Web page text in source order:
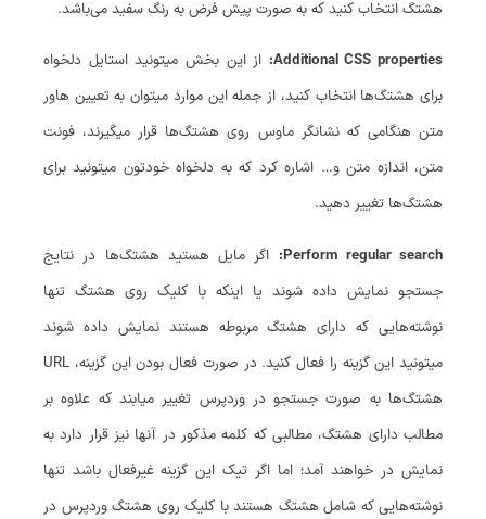
هشتگ انتخاب کنید که به صورت پیش فرض به رنگ سفید می‌باشد.
Additional CSS properties: از این بخش میتونید استایل دلخواه
برای هشتگ‌ها انتخاب کنید، از جمله این موارد میتوان به تعیین هاور
متن هنگامی که نشانگر ماوس روی هشتگ‌ها قرار میگیرند، فونت
متن، اندازه متن و… اشاره کرد که به دلخواه خودتون میتونید برای
هشتگ‌ها تغییر دهید.
Perform regular search:
اگر مایل هستید هشتگ‌ها در نتایج
جستجو نمایش داده شوند یا اینکه با کلیک روی هشتگ تنها
نوشته‌هایی که دارای هشتگ مربوطه هستند نمایش داده شوند
میتونید این گزینه را فعال کنید. در صورت فعال بودن این گزینه، URL
هشتگ‌ها به صورت جستجو در وردپرس تغییر میابند که علاوه بر
مطالب دارای هشتگ، مطالبی که کلمه مذکور در آنها نیز قرار دارد به
نمایش در خواهند آمد؛ اما اگر تیک این گزینه غیرفعال باشد تنها
نوشته‌هایی که شامل هشتگ هستند با کلیک روی هشتگ وردپرس در